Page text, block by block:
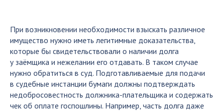
При возникновении необходимости взыскать различное
имущество нужно иметь легитимные доказательства,
которые бы свидетельствовали о наличии долга
у заёмщика и нежелании его отдавать. В таком случае
нужно обратиться в суд. Подготавливаемые для подачи
в судебные инстанции бумаги должны подтверждать
недобросовестность должника-плательщика и содержать
чек об оплате госпошлины. Например, часть долга даже